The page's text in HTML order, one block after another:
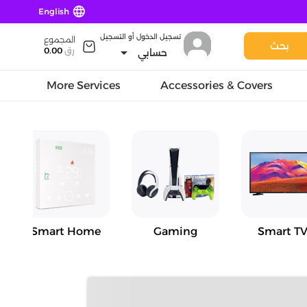
language
English
بحث
تسجيل الدخول أو التسجيل
حسابي arrow_drop_down
المجموع
رق 0.00
Accessories & Covers
More Services
Smart
Gaming
Smart Home